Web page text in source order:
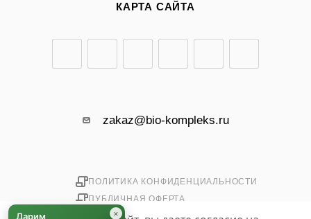
КАРТА САЙТА
zakaz@bio-kompleks.ru
ПОЛИТИКА КОНФИДЕНЦИАЛЬНОСТИ
ПУБЛИЧНАЯ ОФЕРТА
Дарим ×